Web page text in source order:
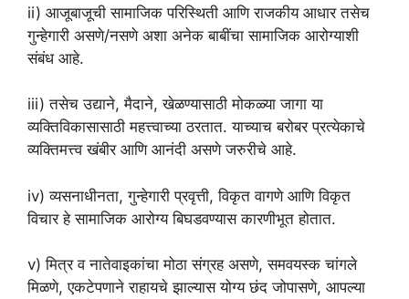
ii) आजूबाजूची सामाजिक परिस्थिती आणि राजकीय आधार तसेच
गुन्हेगारी असणे/नसणे अशा अनेक बाबींचा सामाजिक आरोग्याशी
संबंध आहे.
iii) तसेच उद्याने, मैदाने, खेळण्यासाठी मोकळ्या जागा या
व्यक्तिविकासासाठी महत्त्वाच्या ठरतात. याच्याच बरोबर प्रत्येकाचे
व्यक्तिमत्त्व खंबीर आणि आनंदी असणे जरुरीचे आहे.
iv) व्यसनाधीनता, गुन्हेगारी प्रवृत्ती, विकृत वागणे आणि विकृत
विचार हे सामाजिक आरोग्य बिघडवण्यास कारणीभूत होतात.
v) मित्र व नातेवाइकांचा मोठा संग्रह असणे, समवयस्क चांगले
मिळणे, एकटेपणाने राहायचे झाल्यास योग्य छंद जोपासणे, आपल्या